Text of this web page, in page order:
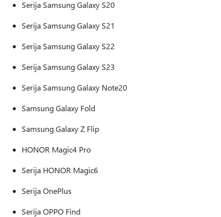
Serija Samsung Galaxy S20
Serija Samsung Galaxy S21
Serija Samsung Galaxy S22
Serija Samsung Galaxy S23
Serija Samsung Galaxy Note20
Samsung Galaxy Fold
Samsung Galaxy Z Flip
HONOR Magic4 Pro
Serija HONOR Magic6
Serija OnePlus
Serija OPPO Find